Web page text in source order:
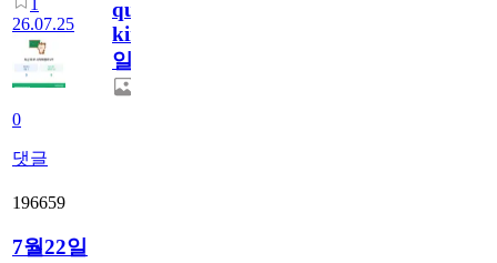
26.07.25
0
댓글
quiz
king765
일
196659
7월22일